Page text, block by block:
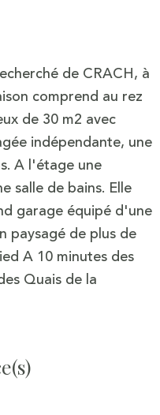
de CRACH, à
comprend au rez
de 30 m2 avec
indépendante, une
A l'étage une
salle de bains. Elle
garage équipé d'une
paysagé de plus de
A 10 minutes des
Quais de la